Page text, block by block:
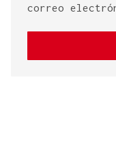
correo